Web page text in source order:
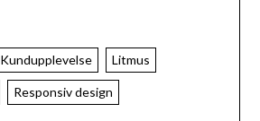
Kundupplevelse Litmus
Responsiv design